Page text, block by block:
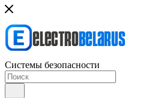
Системы безопасности